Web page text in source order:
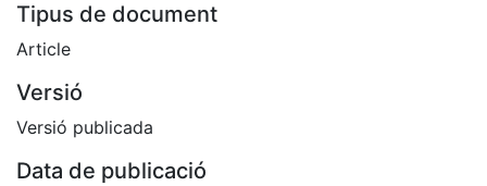
Tipus de document
Article
Versió
Versió publicada
Data de publicació